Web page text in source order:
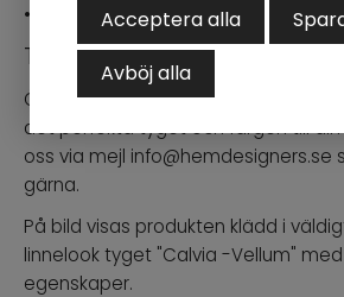
Acceptera alla
Avböj alla
• Levereras i en emballage
Tygprov
Önskar du få hem kostnadsfria
det perfekta tyget och färgen till
oss via mejl info@hemdesigners.se
gärna.
På bild visas produkten klädd i
linnelook tyget "Calvia -Vellum"
egenskaper.